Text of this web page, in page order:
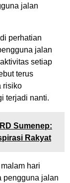
jalan
perhatian
jalan
setiap
terus
risiko
terjadi nanti.
Sumenep:
Rakyat
hari
pengguna jalan